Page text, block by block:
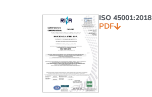
ISO 45001:2018
PDF